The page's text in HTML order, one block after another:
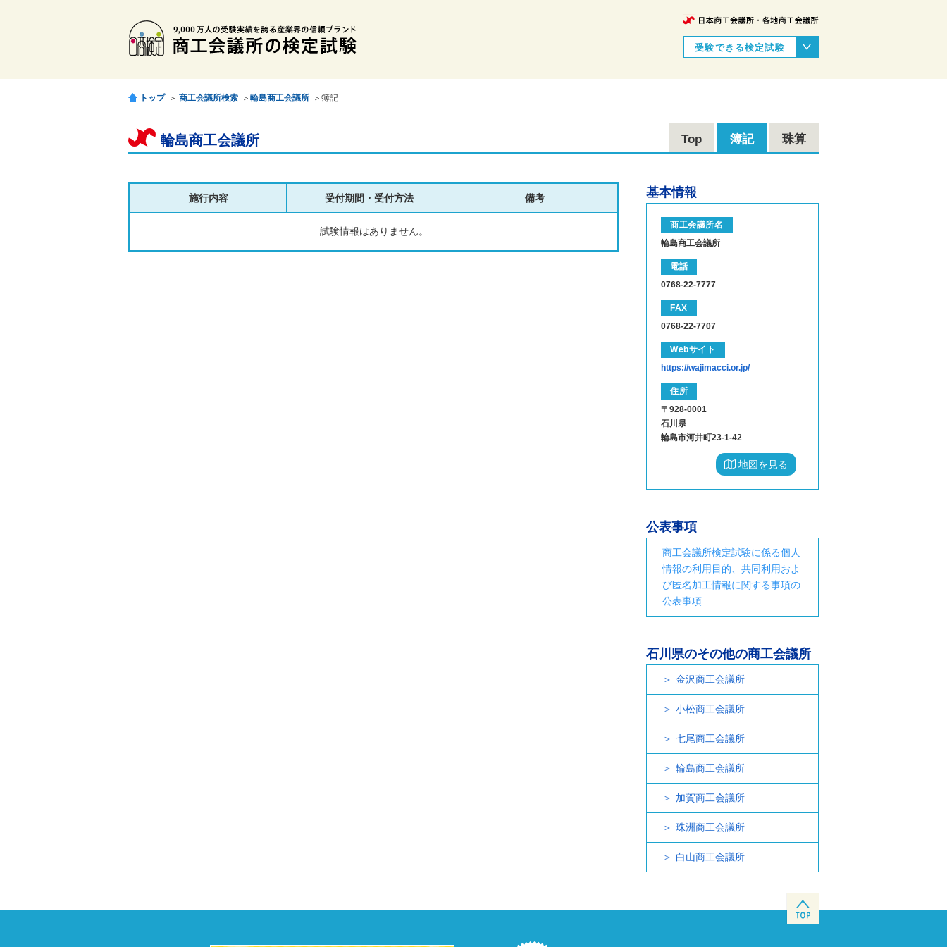
受験できる検定試験
トップ ＞ 商工会議所検索 ＞ 輪島商工会議所 ＞簿記
輪島商工会議所 Top 簿記 珠算
施行内容 受付期間・受付方法 備考
試験情報はありません。
基本情報
商工会議所名
輪島商工会議所
電話
0768-22-7777
FAX
0768-22-7707
Webサイト
https://wajimacci.or.jp/
住所
〒928-0001
石川県
輪島市河井町23-1-42
地図を見る
公表事項
商工会議所検定試験に係る個人
情報の利用目的、共同利用およ
び匿名加工情報に関する事項の
公表事項
石川県のその他の商工会議所
金沢商工会議所
小松商工会議所
七尾商工会議所
輪島商工会議所
加賀商工会議所
珠洲商工会議所
白山商工会議所